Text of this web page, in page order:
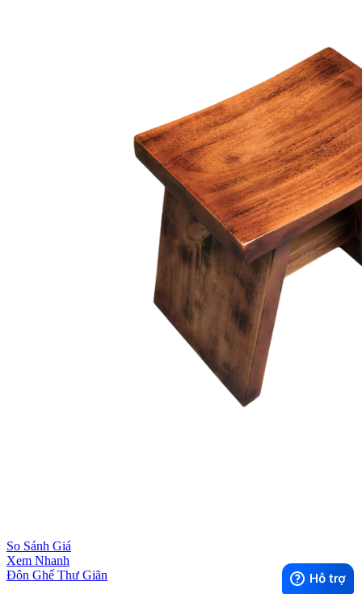
So Sánh Giá
Xem Nhanh
Đôn Ghế Thư Giãn